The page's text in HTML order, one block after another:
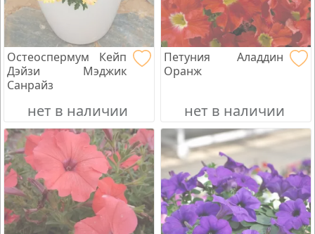
Остеоспермум Кейп
Дэйзи Мэджик
Санрайз
нет в наличии
Петуния Аладдин
Оранж
нет в наличии